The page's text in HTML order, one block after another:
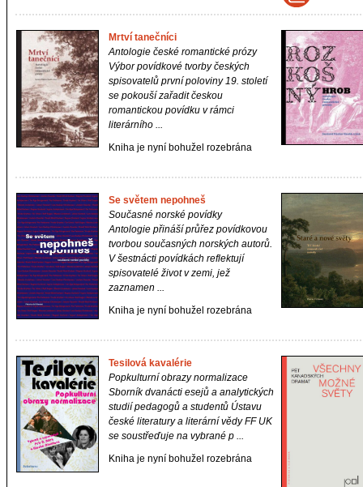
Mrtví tanečníci
Antologie české romantické prózy
Výbor povídkové tvorby českých
spisovatelů první poloviny 19. století
se pokouší zařadit českou
romantickou povídku v rámci
literárního ...
Kniha je nyní bohužel rozebrána
Se světem nepohneš
Současné norské povídky
Antologie přináší průřez povídkovou
tvorbou současných norských autorů.
V šestnácti povídkách reflektují
spisovatelé život v zemi, jež
zaznamen ...
Kniha je nyní bohužel rozebrána
Tesilová kavalérie
Popkulturní obrazy normalizace
Sborník dvanácti esejů a analytických
studií pedagogů a studentů Ústavu
české literatury a literární vědy FF UK
se soustřeďuje na vybrané p ...
Kniha je nyní bohužel rozebrána